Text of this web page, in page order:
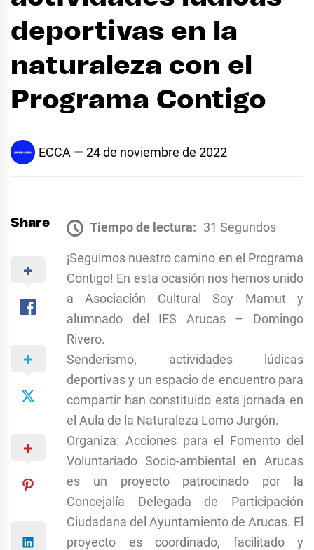
deportivas en la
naturaleza con el
Programa Contigo
ECCA 24 de noviembre de 2022
Share Tiempo de lectura: 31 Segundos
¡Seguimos nuestro camino en el Programa
Contigo! En esta ocasión nos hemos unido
a Asociación Cultural Soy Mamut y
alumnado del IES Arucas – Domingo
Rivero.
Senderismo, actividades lúdicas
deportivas y un espacio de encuentro para
compartir han constituido esta jornada en
el Aula de la Naturaleza Lomo Jurgón.
Organiza: Acciones para el Fomento del
Voluntariado Socio-ambiental en Arucas
es un proyecto patrocinado por la
Concejalía Delegada de Participación
Ciudadana del Ayuntamiento de Arucas. El
proyecto es coordinado, facilitado y